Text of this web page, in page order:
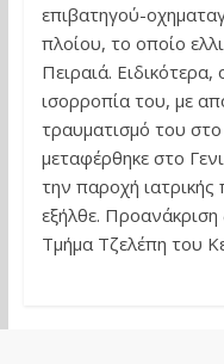
επιβατηγού-
πλοίου, το οποίο
Πειραιά.
ισορροπία του, με
τραυματισμό του
μεταφέρθηκε στο
την παροχή
εξήλθε. Προανάκριση
Τμήμα Τζελέπη του